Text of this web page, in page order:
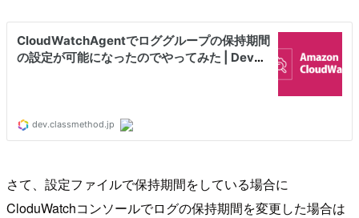
さて、設定ファイルで保持期間をしている場合に
CloduWatchコンソールでログの保持期間を変更した場合は